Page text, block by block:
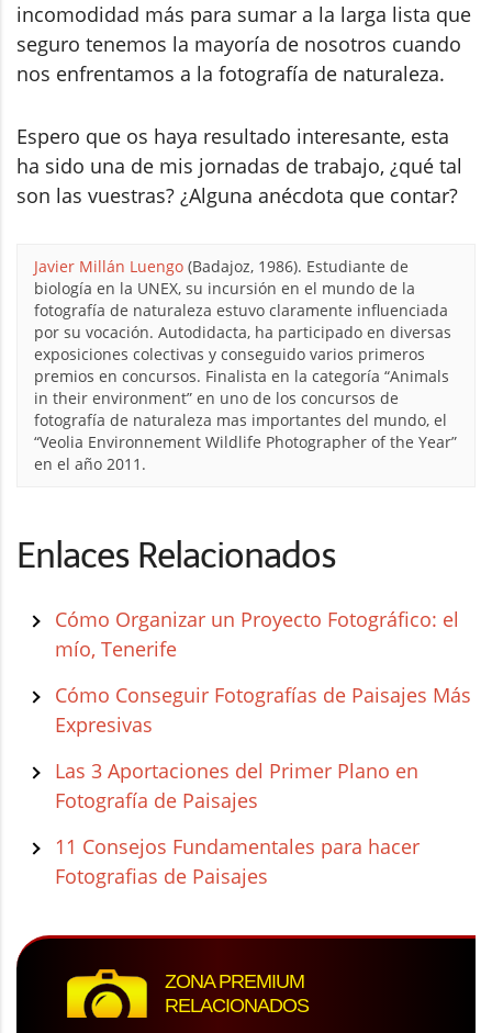
incomodidad más para sumar a la larga lista que
seguro tenemos la mayoría de nosotros cuando
nos enfrentamos a la fotografía de naturaleza.
Espero que os haya resultado interesante, esta
ha sido una de mis jornadas de trabajo, ¿qué tal
son las vuestras? ¿Alguna anécdota que contar?
Javier Millán Luengo (Badajoz, 1986). Estudiante de
biología en la UNEX, su incursión en el mundo de la
fotografía de naturaleza estuvo claramente influenciada
por su vocación. Autodidacta, ha participado en diversas
exposiciones colectivas y conseguido varios primeros
premios en concursos. Finalista en la categoría “Animals
in their environment” en uno de los concursos de
fotografía de naturaleza mas importantes del mundo, el
“Veolia Environnement Wildlife Photographer of the Year”
en el año 2011.
Enlaces Relacionados
Cómo Organizar un Proyecto Fotográfico: el
mío, Tenerife
Cómo Conseguir Fotografías de Paisajes Más
Expresivas
Las 3 Aportaciones del Primer Plano en
Fotografía de Paisajes
11 Consejos Fundamentales para hacer
Fotografias de Paisajes
ZONA PREMIUM
RELACIONADOS